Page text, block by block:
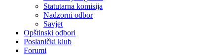
Statutarna komisija
Nadzorni odbor
Savjet
Opštinski odbori
Poslanički klub
Forumi